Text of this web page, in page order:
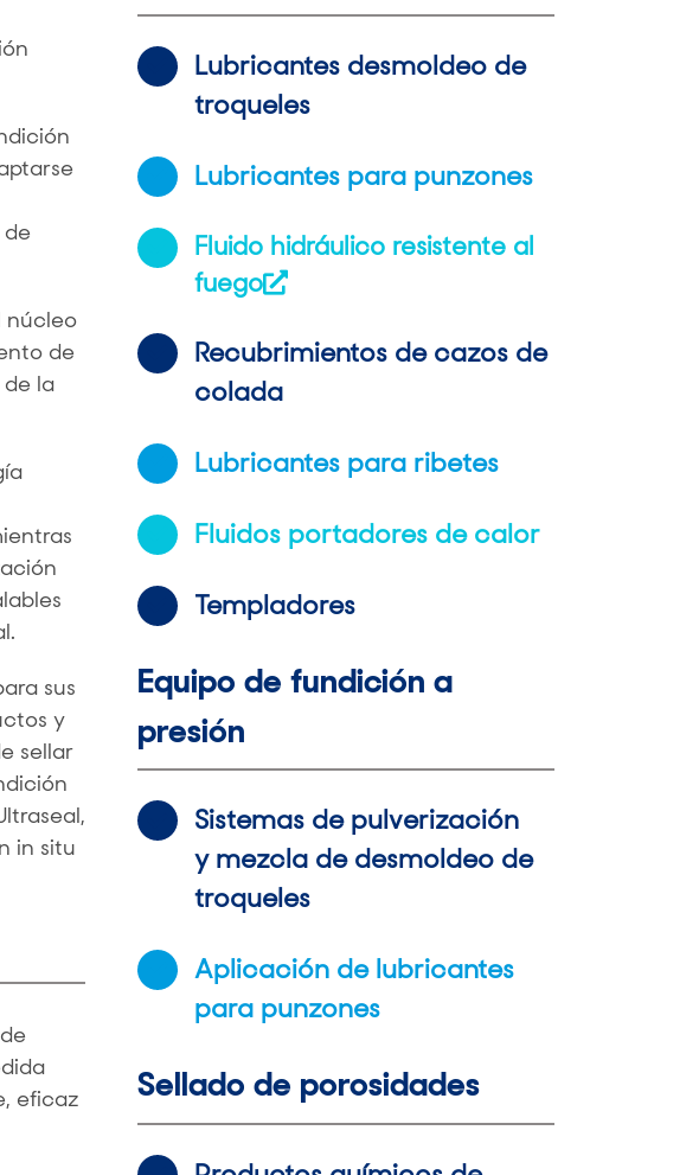
núcleo
de
la
sus
y
sellar
in situ
eficaz
Lubricantes desmoldeo de
troqueles
Lubricantes para punzones
Fluido hidráulico resistente al
fuego
Recubrimientos de cazos de
colada
Lubricantes para ribetes
Fluidos portadores de calor
Templadores
Equipo de fundición a
presión
Sistemas de pulverización
y mezcla de desmoldeo de
troqueles
Aplicación de lubricantes
para punzones
Sellado de porosidades